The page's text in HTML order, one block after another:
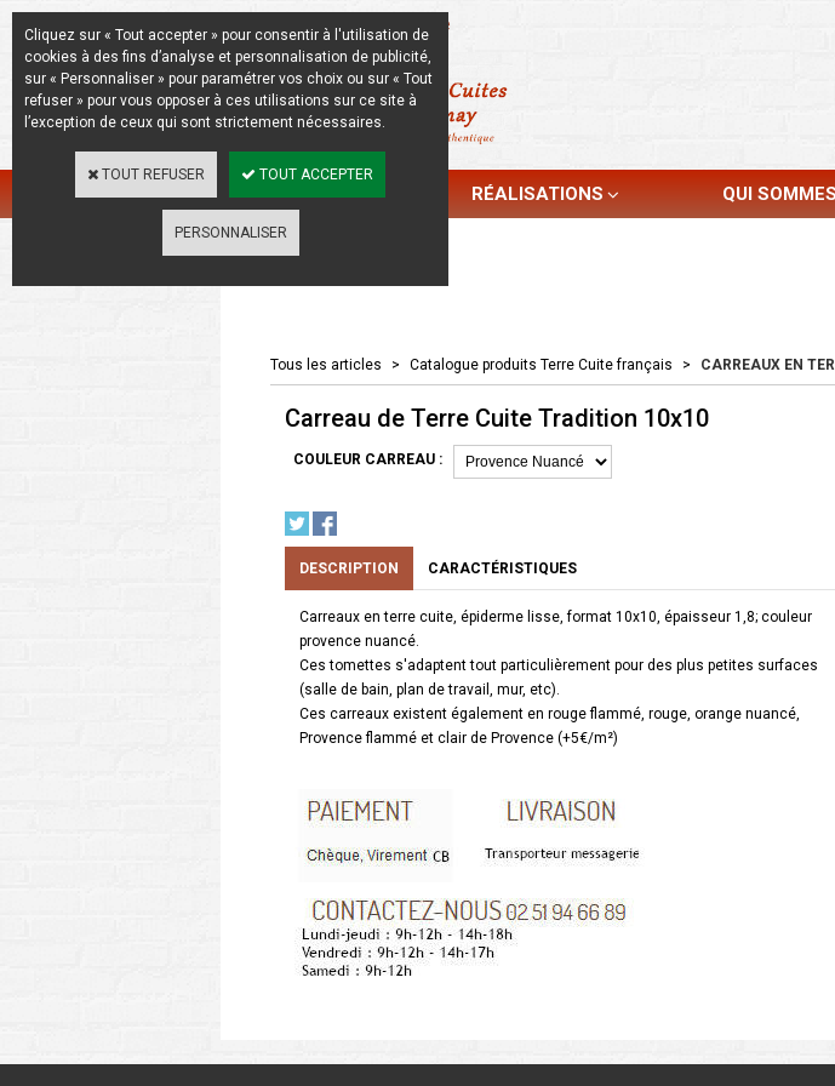
La Beauté de l'Authentique
CATALOGUE RÉALISATIONS QUI
Catalogue
Tous les articles > Catalogue produits Terre Cuite français > CARREAUX EN
Carreau de Terre Cuite Tradition 10x10
COULEUR CARREAU :
DESCRIPTION CARACTÉRISTIQUES
Carreaux en terre cuite, épiderme lisse, format 10x10, épaisseur 1,8; couleur
provence nuancé.
Ces tomettes s'adaptent tout particulièrement pour des plus petites surfaces
(salle de bain, plan de travail, mur, etc).
Ces carreaux existent également en rouge flammé, rouge, orange nuancé,
Provence flammé et clair de Provence (+5€/m²)
Cliquez sur « Tout accepter » pour consentir à l'utilisation de
cookies à des fins d’analyse et personnalisation de publicité,
sur « Personnaliser » pour paramétrer vos choix ou sur « Tout
refuser » pour vous opposer à ces utilisations sur ce site à
l’exception de ceux qui sont strictement nécessaires.
TOUT REFUSER TOUT ACCEPTER
PERSONNALISER